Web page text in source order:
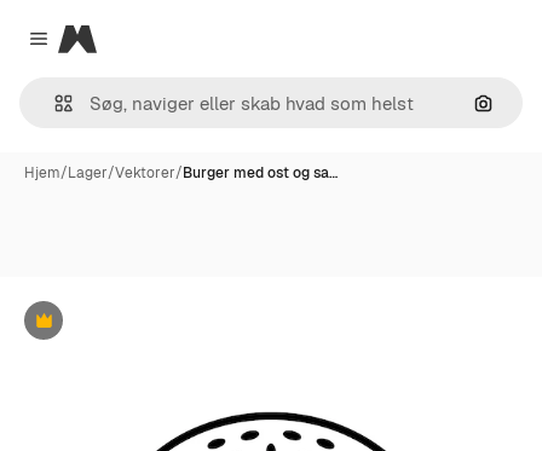
Close menu
Magnific
Søg
Hjem/Lager/Vektorer/Burger med ost og sa…
Præmie